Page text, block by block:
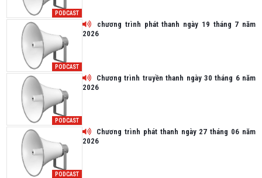
PODCAST
PODCAST
chương trình phát thanh ngày 19 tháng 7 năm
2026
PODCAST
Chương trình truyền thanh ngày 30 tháng 6 năm
2026
PODCAST
Chương trình phát thanh ngày 27 tháng 06 năm
2026